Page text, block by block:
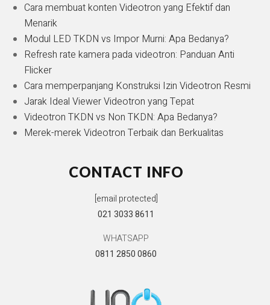
Cara membuat konten Videotron yang Efektif dan
Menarik
Modul LED TKDN vs Impor Murni: Apa Bedanya?
Refresh rate kamera pada videotron: Panduan Anti
Flicker
Cara memperpanjang Konstruksi Izin Videotron Resmi
Jarak Ideal Viewer Videotron yang Tepat
Videotron TKDN vs Non TKDN: Apa Bedanya?
Merek-merek Videotron Terbaik dan Berkualitas
CONTACT INFO
[email protected]
021 3033 8611
WHATSAPP
0811 2850 0860